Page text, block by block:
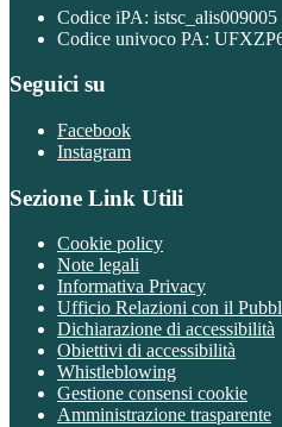
Codice iPA: istsc_alis009005
Codice univoco PA:
Seguici su
Facebook
Instagram
Sezione Link Utili
Cookie policy
Note legali
Informativa Privacy
Ufficio Relazioni con il
Dichiarazione di accessibilità
Obiettivi di accessibilità
Whistleblowing
Gestione consensi cookie
Amministrazione trasparente